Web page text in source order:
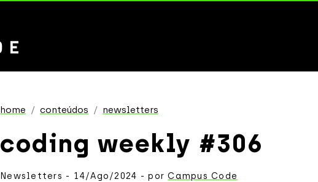
home conteúdos newsletters
coding weekly #306
Newsletters - 14/Ago/2024 - porCampus Code